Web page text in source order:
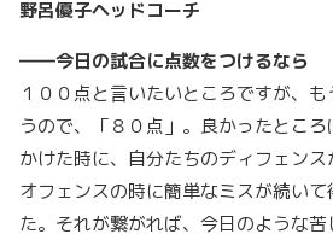
野呂優子ヘッドコーチ
――今日の試合に点数をつけるなら
１００点と言いたいところですが、
うので、「８０点」。良かったとこ
かけた時に、自分たちのディフェンス
オフェンスの時に簡単なミスが続い
た。それが繋がれば、今日のような苦